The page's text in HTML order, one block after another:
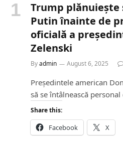
Trump plănuiește
Putin înainte de
oficială a
Zelenski
Byadmin August 6, 2025
Președintele american
să se întâlnească
Share this:
Facebook X